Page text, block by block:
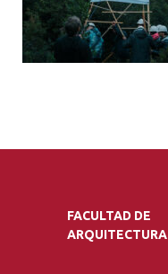
FACULTAD DE
ARQUITECTURA